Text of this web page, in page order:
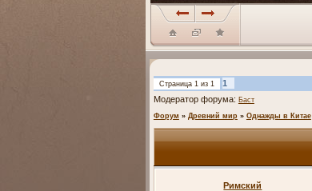
Страница 1из 1
1
Модератор форума: Баст
Форум » Древний мир » Однажды в Китае
Римский